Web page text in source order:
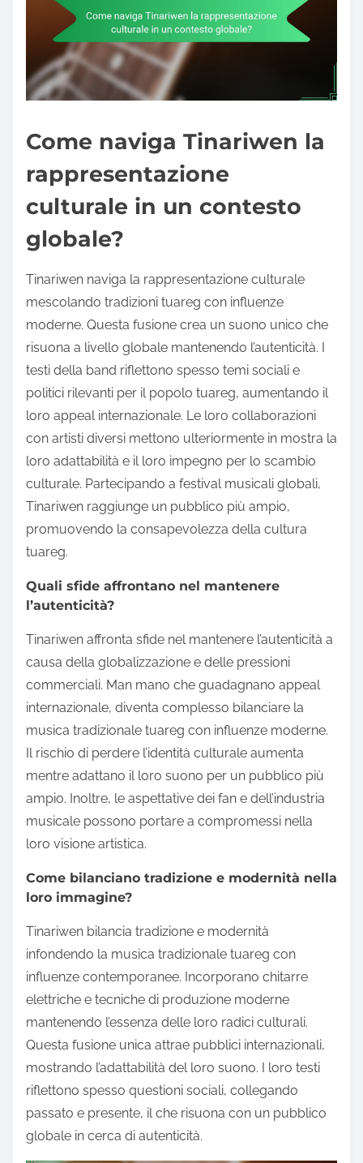
Come naviga Tinariwen la
rappresentazione
culturale in un contesto
globale?
Tinariwen naviga la rappresentazione culturale
mescolando tradizioni tuareg con influenze
moderne. Questa fusione crea un suono unico che
risuona a livello globale mantenendo l’autenticità. I
testi della band riflettono spesso temi sociali e
politici rilevanti per il popolo tuareg, aumentando il
loro appeal internazionale. Le loro collaborazioni
con artisti diversi mettono ulteriormente in mostra la
loro adattabilità e il loro impegno per lo scambio
culturale. Partecipando a festival musicali globali,
Tinariwen raggiunge un pubblico più ampio,
promuovendo la consapevolezza della cultura
tuareg.
Quali sfide affrontano nel mantenere
l’autenticità?
Tinariwen affronta sfide nel mantenere l’autenticità a
causa della globalizzazione e delle pressioni
commerciali. Man mano che guadagnano appeal
internazionale, diventa complesso bilanciare la
musica tradizionale tuareg con influenze moderne.
Il rischio di perdere l’identità culturale aumenta
mentre adattano il loro suono per un pubblico più
ampio. Inoltre, le aspettative dei fan e dell’industria
musicale possono portare a compromessi nella
loro visione artistica.
Come bilanciano tradizione e modernità nella
loro immagine?
Tinariwen bilancia tradizione e modernità
infondendo la musica tradizionale tuareg con
influenze contemporanee. Incorporano chitarre
elettriche e tecniche di produzione moderne
mantenendo l’essenza delle loro radici culturali.
Questa fusione unica attrae pubblici internazionali,
mostrando l’adattabilità del loro suono. I loro testi
riflettono spesso questioni sociali, collegando
passato e presente, il che risuona con un pubblico
globale in cerca di autenticità.